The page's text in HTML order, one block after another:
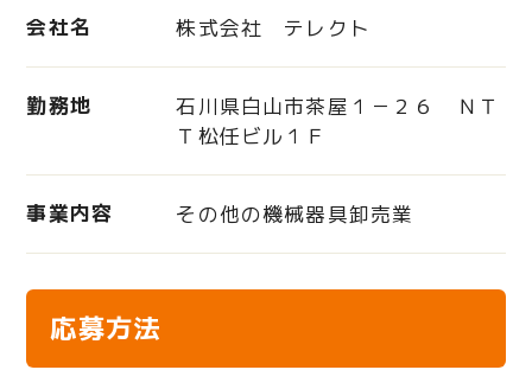
会社名 株式会社 テレクト
勤務地
石川県白山市茶屋１－２６ ＮＴ
Ｔ松任ビル１Ｆ
事業内容 その他の機械器具卸売業
応募方法